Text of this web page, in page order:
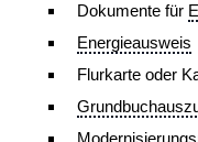
Dokumente für
Energieausweis
Flurkarte oder